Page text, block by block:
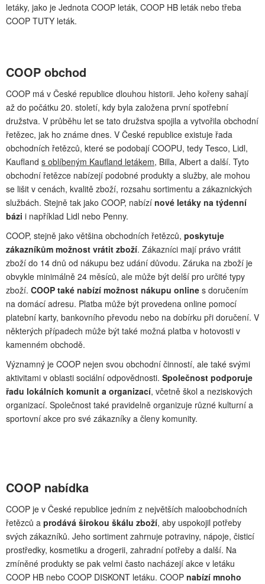
letáky, jako je Jednota COOP leták, COOP HB leták nebo třeba
COOP TUTY leták.
COOP obchod
COOP má v České republice dlouhou historii. Jeho kořeny sahají
až do počátku 20. století, kdy byla založena první spotřební
družstva. V průběhu let se tato družstva spojila a vytvořila obchodní
řetězec, jak ho známe dnes. V České republice existuje řada
obchodních řetězců, které se podobají COOPU, tedy Tesco, Lidl,
Kaufland s oblíbeným Kaufland letákem, Billa, Albert a další. Tyto
obchodní řetězce nabízejí podobné produkty a služby, ale mohou
se lišit v cenách, kvalitě zboží, rozsahu sortimentu a zákaznických
službách. Stejně tak jako COOP, nabízí nové letáky na týdenní
bázi i například Lidl nebo Penny.
COOP, stejně jako většina obchodních řetězců, poskytuje
zákazníkům možnost vrátit zboží. Zákazníci mají právo vrátit
zboží do 14 dnů od nákupu bez udání důvodu. Záruka na zboží je
obvykle minimálně 24 měsíců, ale může být delší pro určité typy
zboží. COOP také nabízí možnost nákupu online s doručením
na domácí adresu. Platba může být provedena online pomocí
platební karty, bankovního převodu nebo na dobírku při doručení. V
některých případech může být také možná platba v hotovosti v
kamenném obchodě.
Významný je COOP nejen svou obchodní činností, ale také svými
aktivitami v oblasti sociální odpovědnosti. Společnost podporuje
řadu lokálních komunit a organizací, včetně škol a neziskových
organizací. Společnost také pravidelně organizuje různé kulturní a
sportovní akce pro své zákazníky a členy komunity.
COOP nabídka
COOP je v České republice jedním z největších maloobchodních
řetězců a prodává širokou škálu zboží, aby uspokojil potřeby
svých zákazníků. Jeho sortiment zahrnuje potraviny, nápoje, čisticí
prostředky, kosmetiku a drogerii, zahradní potřeby a další. Na
zmíněné produkty se pak velmi často nacházejí akce v letáku
COOP HB nebo COOP DISKONT letáku. COOP nabízí mnoho